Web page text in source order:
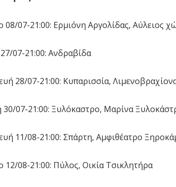
08/07-21:00: Ερμιόνη Αργολίδας, Αύλειος
07-21:00: Ανδραβίδα
28/07-21:00: Κυπαρισσία,
30/07-21:00: Ξυλόκαστρο, Μαρίνα
11/08-21:00: Σπάρτη, Αμφιθέατρο
12/08-21:00: Πύλος, Οικία Τσικλητήρα